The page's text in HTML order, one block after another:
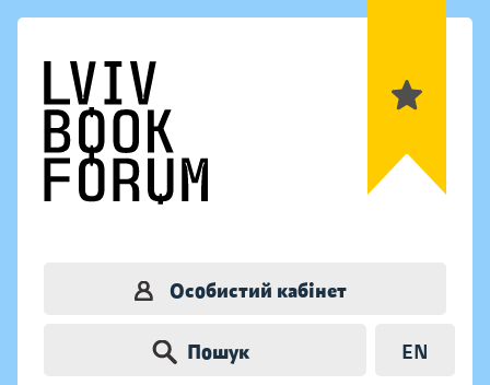
Особистий кабінет
Пошук EN